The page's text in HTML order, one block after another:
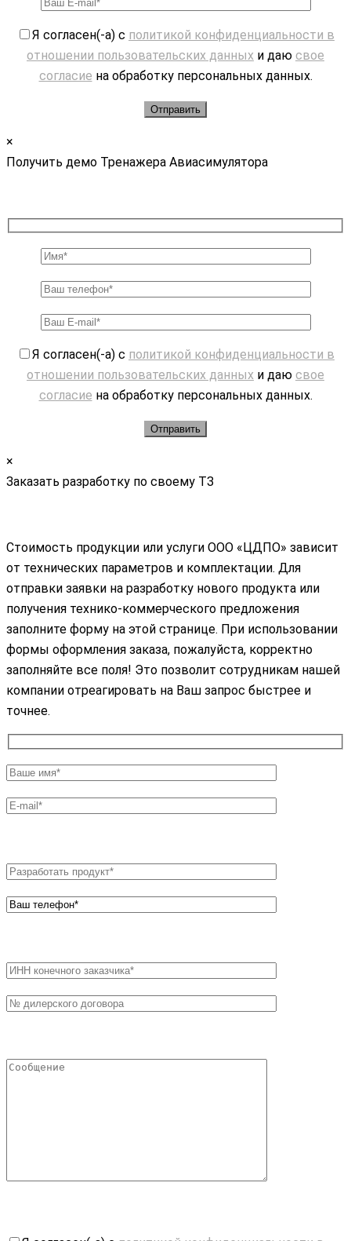
Я согласен(-а) с политикой конфиденциальности в
отношении пользовательских данных и даю свое
согласие на обработку персональных данных.
×
Получить демо Тренажера Авиасимулятора
Я согласен(-а) с политикой конфиденциальности в
отношении пользовательских данных и даю свое
согласие на обработку персональных данных.
×
Заказать разработку по своему ТЗ
Стоимость продукции или услуги ООО «ЦДПО» зависит
от технических параметров и комплектации. Для
отправки заявки на разработку нового продукта или
получения технико-коммерческого предложения
заполните форму на этой странице. При использовании
формы оформления заказа, пожалуйста, корректно
заполняйте все поля! Это позволит сотрудникам нашей
компании отреагировать на Ваш запрос быстрее и
точнее.